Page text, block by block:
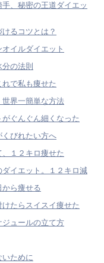
、秘密の王道ダイエッ
るコツとは？
イルダイエット
の法則
で私も痩せた
界一簡単な方法
ぐんぐん細くなった
びれたい方へ
１２キロ痩せた
イエット。１２キロ減
ら痩せる
たらスイスイ痩せた
ュールの立て方
ために